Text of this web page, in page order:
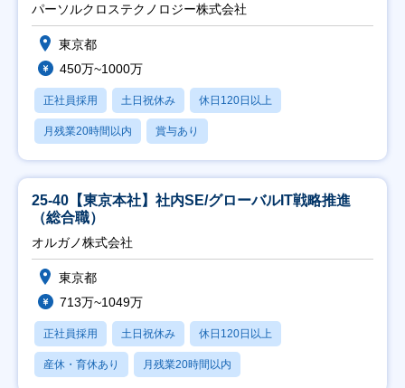
パーソルクロステクノロジー株式会社
東京都
450万~1000万
正社員採用 土日祝休み 休日120日以上
月残業20時間以内 賞与あり
25-40【東京本社】社内SE/グローバルIT戦略推進
（総合職）
オルガノ株式会社
東京都
713万~1049万
正社員採用 土日祝休み 休日120日以上
産休・育休あり 月残業20時間以内